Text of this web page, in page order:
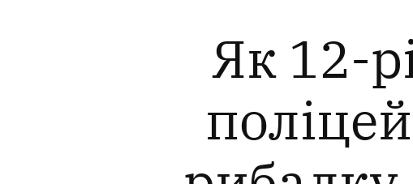
Як 12-